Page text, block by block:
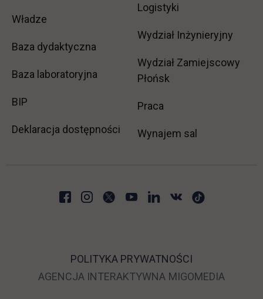
Władze
Baza dydaktyczna
Baza laboratoryjna
BIP link otwiera się w nowej karcie
Deklaracja dostępności
Logistyki
Wydział Inżynieryjny
Wydział Zamiejscowy
Płońsk
Praca
Wynajem sal
POLITYKA PRYWATNOŚCI
AGENCJA INTERAKTYWNA LINK OTWIERA SIĘ
MIGOMEDIA